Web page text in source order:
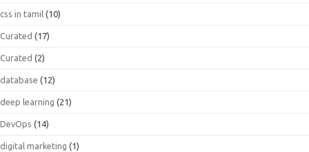
css in tamil (10)
Curated (17)
Curated (2)
database (12)
deep learning (21)
DevOps (14)
digital marketing (1)